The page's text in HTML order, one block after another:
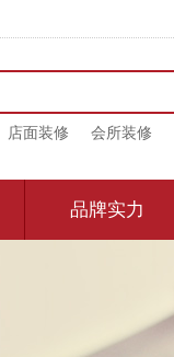
店面装修 会所装修
品牌实力